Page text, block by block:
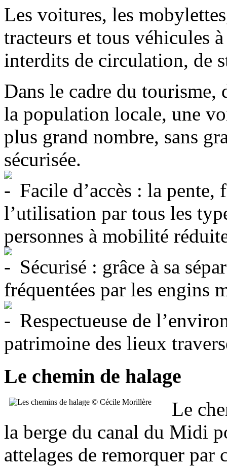
Les voitures, les
tracteurs et tous véhicules
interdits de circulation, de
Dans le cadre du tourisme,
la population locale, une
plus grand nombre, sans
sécurisée.
Facile d’accès : la
l’utilisation par tous les
personnes à mobilité
Sécurisé : grâce à sa
fréquentées par les
Respectueuse de
patrimoine des lieux
Le chemin de halage
Le
la berge du canal du Midi
attelages de remorquer par